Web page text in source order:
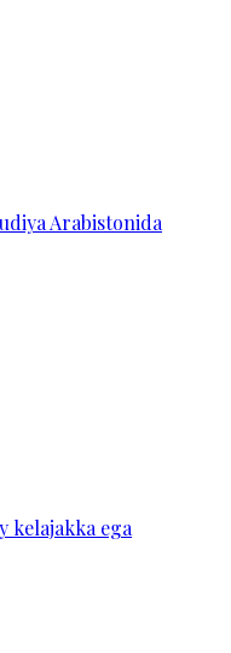
Arabistonida
kelajakka ega